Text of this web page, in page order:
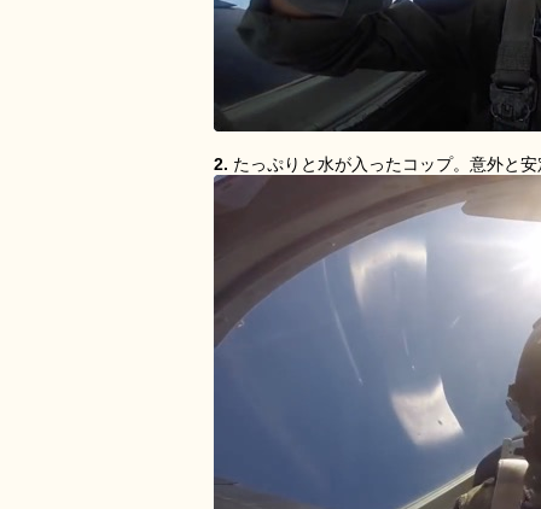
2. たっぷりと水が入ったコップ。意外と